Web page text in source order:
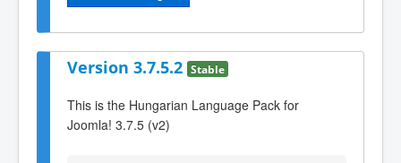
Version 3.7.5.2 Stable
This is the Hungarian Language Pack for
Joomla! 3.7.5 (v2)